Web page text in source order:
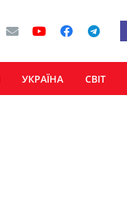
УКРАЇНА СВІТ